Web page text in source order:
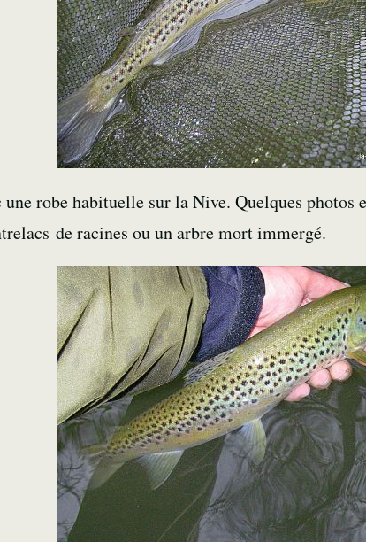
une robe habituelle sur la Nive. Quelques
de racines ou un arbre mort immergé.